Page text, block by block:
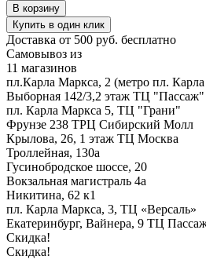
В корзину
Купить в один клик
Доставка от 500 руб. бесплатно
Самовывоз из
11 магазинов
пл.Карла Маркса, 2 (метро пл.
Выборная 142/3,2 этаж ТЦ "Пассаж"
пл. Карла Маркса 5, ТЦ "Грани"
Фрунзе 238 ТРЦ Сибирский Молл
Крылова, 26, 1 этаж ТЦ Москва
Троллейная, 130а
Гусинобродское шоссе, 20
Вокзальная магистраль 4а
Никитина, 62 к1
пл. Карла Маркса, 3, ТЦ «Версаль»
Екатеринбург, Вайнера, 9 ТЦ
Скидка!
Скидка!